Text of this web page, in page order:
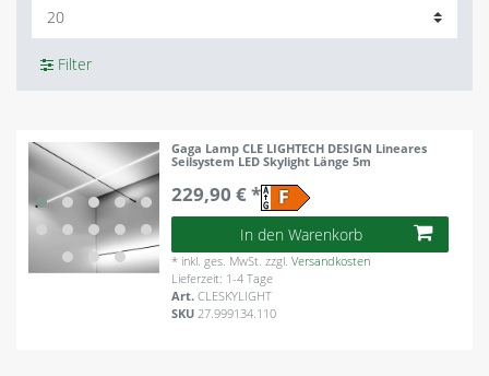
Filter
Gaga Lamp CLE LIGHTECH DESIGN Lineares
Seilsystem LED Skylight Länge 5m
229,90 € *
In den Warenkorb
* inkl. ges. MwSt. zzgl.Versandkosten
Lieferzeit: 1-4 Tage
Art.CLESKYLIGHT
SKU27.999134.110